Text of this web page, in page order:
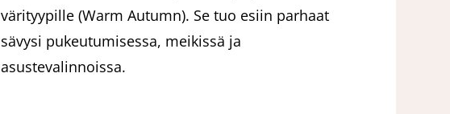
värityypille (Warm Autumn). Se tuo esiin parhaat
sävysi pukeutumisessa, meikissä ja
asustevalinnoissa.